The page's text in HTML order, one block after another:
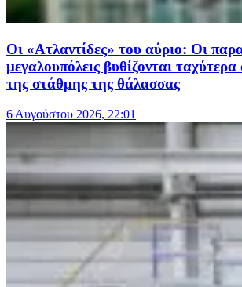
Οι «Ατλαντίδες» του αύριο: Οι
μεγαλουπόλεις βυθίζονται
της στάθμης της θάλασσας
6 Αυγούστου 2026, 22:01